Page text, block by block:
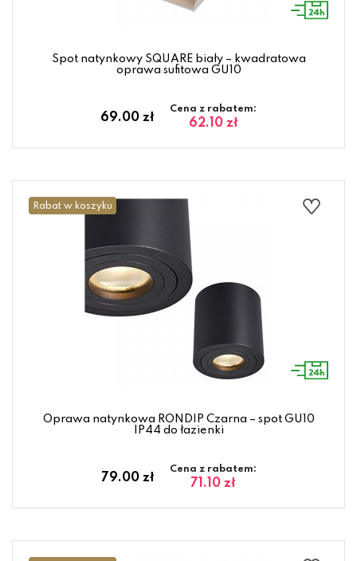
Spot natynkowy SQUARE biały – kwadratowa
oprawa sufitowa GU10
69.00 zł
Cena z rabatem:
62.10 zł
Rabat w koszyku
Oprawa natynkowa RONDIP Czarna – spot GU10
IP44 do łazienki
79.00 zł
Cena z rabatem:
71.10 zł